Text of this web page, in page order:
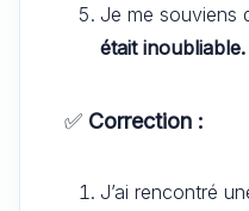
Je me souviens
était inoubliable.
✅ Correction :
J’ai rencontré